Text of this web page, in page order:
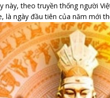
này, theo truyền thống người
là ngày đầu tiên của năm mới